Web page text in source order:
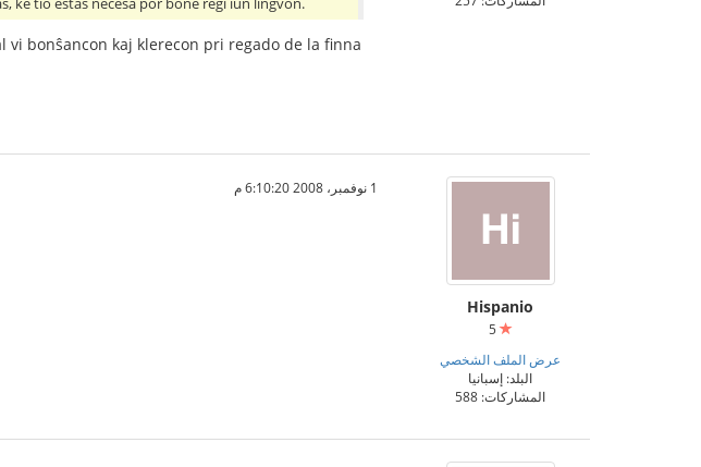
bonŝancon kaj klerecon pri regado de la finna
Hispanio
5
عرض الملف الشخصي
البلد: إسبانيا
المشاركات: 588
1 نوفمبر، 2008 6:10:20 م